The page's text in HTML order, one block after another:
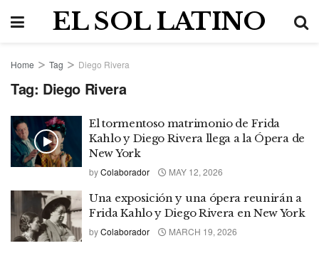
EL SOL LATINO
Home Tag Diego Rivera
Tag: Diego Rivera
El tormentoso matrimonio de Frida
Kahlo y Diego Rivera llega a la Ópera de
New York
byColaborador MAY 12, 2026
Una exposición y una ópera reunirán a
Frida Kahlo y Diego Rivera en New York
byColaborador MARCH 19, 2026